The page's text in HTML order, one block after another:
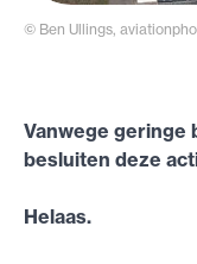
© Ben Ullings,
Vanwege geringe
besluiten deze
Helaas.